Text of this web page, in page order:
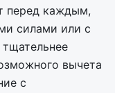
перед каждым,
силами или с
вычета
с